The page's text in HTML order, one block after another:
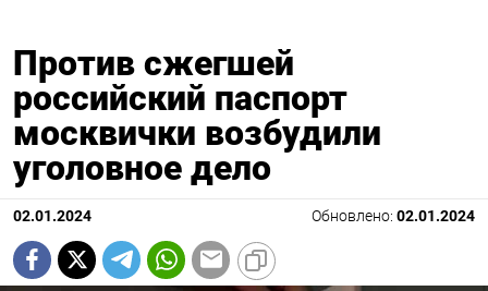
Против сжегшей
российский паспорт
москвички возбудили
уголовное дело
02.01.2024 Обновлено: 02.01.2024